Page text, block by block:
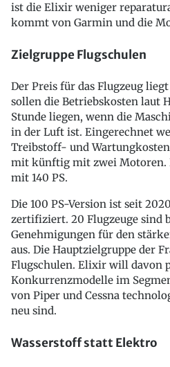
ist die Elixir weniger
kommt von Garmin und die
Zielgruppe Flugschulen
Der Preis für das Flugzeug
sollen die Betriebskosten laut
Stunde liegen, wenn die
in der Luft ist. Eingerechnet
Treibstoff- und
mit künftig mit zwei Motoren.
mit 140 PS.
Die 100 PS-Version ist seit
zertifiziert. 20 Flugzeuge sind
Genehmigungen für den
aus. Die Hauptzielgruppe der
Flugschulen. Elixir will davon
Konkurrenzmodelle im
von Piper und Cessna
neu sind.
Wasserstoff statt Elektro